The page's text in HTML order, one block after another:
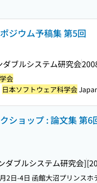
ジウム予稿集 第5回
ダブルシステム研究会
会
日本ソフトウェア科学会
ショップ : 論文集 第6
ダブルシステム研究会]
2日-4日 函館大沼プリンスホ